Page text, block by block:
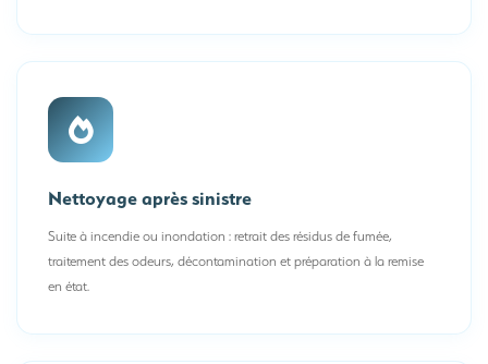
Nettoyage après sinistre
Suite à incendie ou inondation : retrait des résidus de fumée,
traitement des odeurs, décontamination et préparation à la remise
en état.